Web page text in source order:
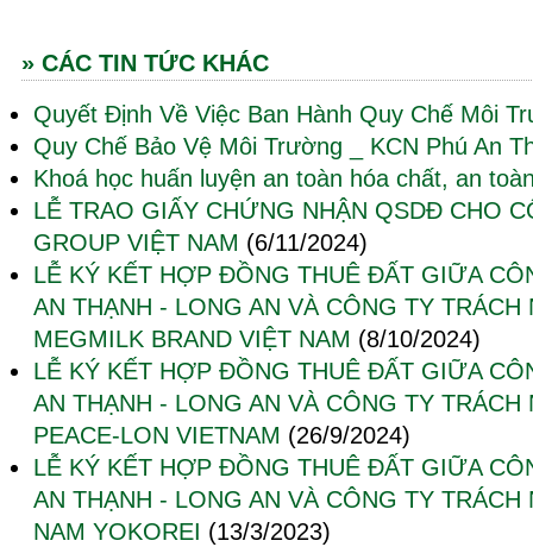
» CÁC TIN TỨC KHÁC
Quyết Định Về Việc Ban Hành Quy Chế Môi
Quy Chế Bảo Vệ Môi Trường _ KCN Phú An
Khoá học huấn luyện an toàn hóa chất, an
LỄ TRAO GIẤY CHỨNG NHẬN QSDĐ CHO
GROUP VIỆT NAM (6/11/2024)
LỄ KÝ KẾT HỢP ĐỒNG THUÊ ĐẤT GIỮA
AN THẠNH - LONG AN VÀ CÔNG TY TRÁCH
MEGMILK BRAND VIỆT NAM (8/10/2024)
LỄ KÝ KẾT HỢP ĐỒNG THUÊ ĐẤT GIỮA
AN THẠNH - LONG AN VÀ CÔNG TY TRÁCH
PEACE-LON VIETNAM (26/9/2024)
LỄ KÝ KẾT HỢP ĐỒNG THUÊ ĐẤT GIỮA
AN THẠNH - LONG AN VÀ CÔNG TY
NAM YOKOREI (13/3/2023)